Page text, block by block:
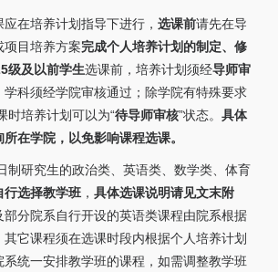
联系我们 EN
应在培养计划指导下进行，选课前请先在导
项目培养方案完成个人培养计划的制定、修
级及以前学生选课前，培养计划须经导师审
学科须经学院审核通过；除学院有特殊要求
时培养计划可以为“待导师审核”状态。具体
在学院，以免影响课程选课。
制研究生的政治类、英语类、数学类、体育
行选择教学班 ，具体选课说明请见文末附
部分院系自行开设的英语类课程由院系根据
它课程须在选课时段内根据个人培养计划
系统一安排教学班的课程，如需调整教学班